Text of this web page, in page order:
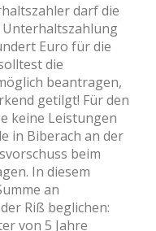
darf die
Unterhaltszahlung
Euro für die
die
beantragen,
getilgt! Für den
keine Leistungen
in Biberach an der
beim
In diesem
an
Riß beglichen:
von 5 Jahre